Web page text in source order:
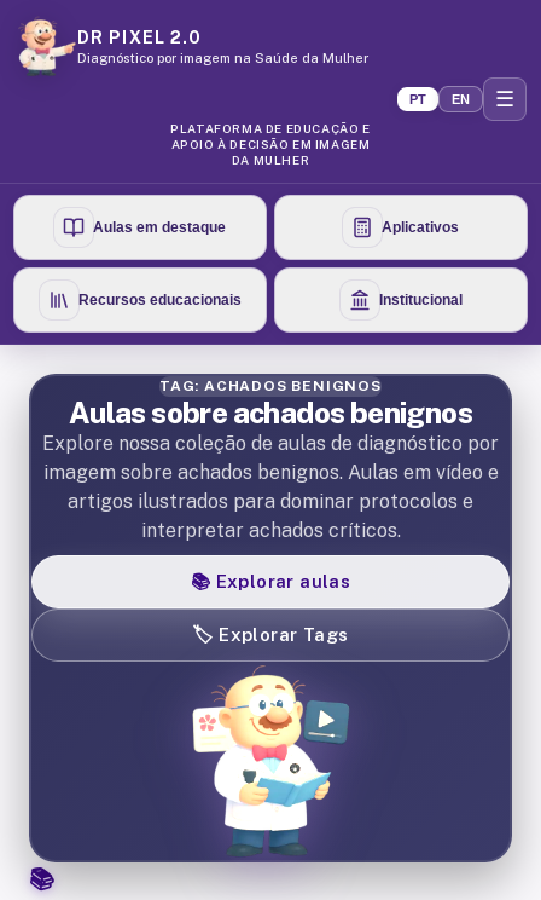
DR PIXEL 2.0
Diagnóstico por imagem na Saúde da Mulher
PLATAFORMA DE EDUCAÇÃO E
APOIO À DECISÃO EM IMAGEM
DA MULHER
PT EN ☰
Aulas em destaque Aplicativos
Recursos educacionais Institucional
TAG: ACHADOS BENIGNOS
Aulas sobre achados benignos
Explore nossa coleção de aulas de diagnóstico por
imagem sobre achados benignos. Aulas em vídeo e
artigos ilustrados para dominar protocolos e
interpretar achados críticos.
📚 Explorar aulas
🏷️ Explorar Tags